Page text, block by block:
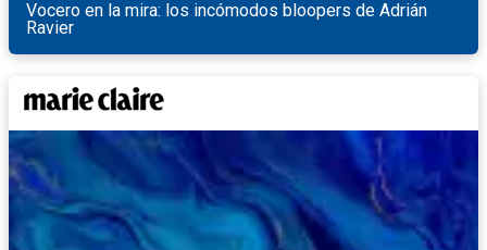
Vocero en la mira: los incómodos bloopers de Adrián
Ravier